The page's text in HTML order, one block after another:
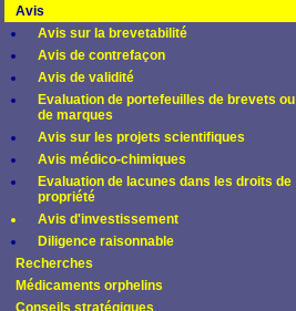
Avis
Avis sur la brevetabilité
Avis de contrefaçon
Avis de validité
Evaluation de portefeuilles de brevets ou
de marques
Avis sur les projets scientifiques
Avis médico-chimiques
Evaluation de lacunes dans les droits de
propriété
Avis d'investissement
Diligence raisonnable
Recherches
Médicaments orphelins
Conseils stratégiques